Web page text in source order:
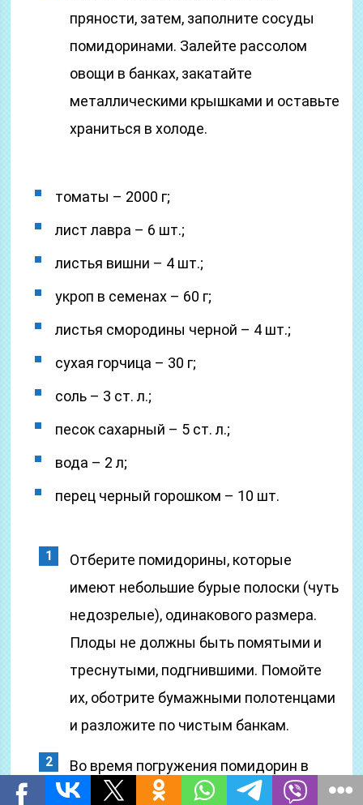
пряности, затем, заполните сосуды
помидоринами. Залейте рассолом
овощи в банках, закатайте
металлическими крышками и оставьте
храниться в холоде.
томаты – 2000 г;
лист лавра – 6 шт.;
листья вишни – 4 шт.;
укроп в семенах – 60 г;
листья смородины черной – 4 шт.;
сухая горчица – 30 г;
соль – 3 ст. л.;
песок сахарный – 5 ст. л.;
вода – 2 л;
перец черный горошком – 10 шт.
Отберите помидорины, которые
имеют небольшие бурые полоски (чуть
недозрелые), одинакового размера.
Плоды не должны быть помятыми и
треснутыми, подгнившими. Помойте
их, оботрите бумажными полотенцами
и разложите по чистым банкам.
Во время погружения помидорин в
сосуды, перекладывайте их пряными